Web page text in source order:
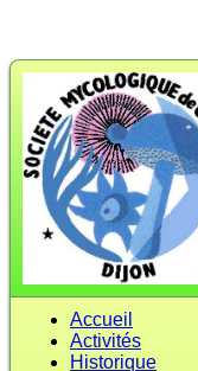
Accueil
Activités
Historique